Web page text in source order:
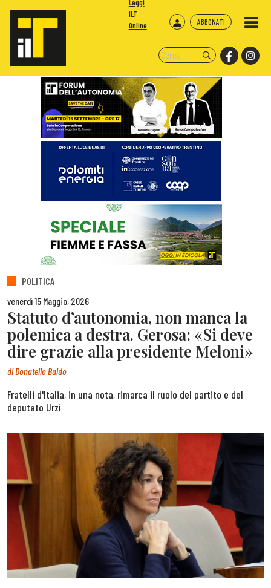
ABBONATI
Leggi
ILT
Online
POLITICA
venerdì 15 Maggio, 2026
Statuto d’autonomia, non manca la
polemica a destra. Gerosa: «Si deve
dire grazie alla presidente Meloni»
diDonatello Baldo
Fratelli d'Italia, in una nota, rimarca il ruolo del partito e del
deputato Urzì